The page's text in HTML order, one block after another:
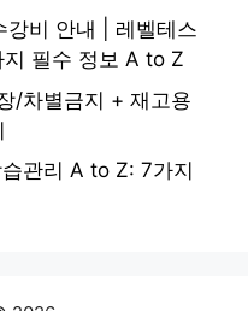
강비 안내 | 레벨테스
필수 정보 A to Z
/차별금지 + 재고용
관리 A to Z: 7가지